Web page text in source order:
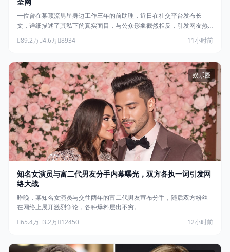
一位曾在某顶流男星身边工作三年的前助理，近日在社交平台发布长
文，详细描述了其私下的真实面目，与公众形象截然相反，引发网友热
89.2万 4.6万 8934 11小时前
娱乐圈
知名女演员与富二代男友分手内幕曝光，双方各执一词引发网
络大战
昨晚，某知名女演员与交往两年的富二代男友宣布分手，随后双方粉丝
在网络上展开激烈争论，各种爆料层出不穷。
65.4万 3.2万 12450 12小时前